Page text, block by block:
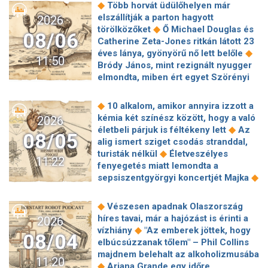
románok a folyam vízhozamát◆
Államkincstár-támadás: Örülhetünk,
hogy nem történik hasonló minden
nap◆Elképesztő növekedést
villantott a SpaceX, mégis megijedtek
a befektetők
látványt nyújt Nagymarosnál a Duna
Kiderült, mi van a robotmobil testében
◆Sötétbe burkolóznak a Media Markt
áruházak ◆Energiatakarékos
működésre állt át a Debreceni
Közlekedési Zrt. az energiaválság
miatt◆Nagyon súlyos lehet az
közzétett képek alapján a támadó
gyakorlatilag ahhoz férhetett hozzá,
amihez akart◆Az Alibaba bedobta
az AI-atombombát◆Életbe lépett az
EU-s AI-törvény új szakasza:
veszélyben lehetnek a felkészületlen
HR-osztályok
2026
08/06
11:50
◆ Több horvát üdülőhelyen már
elszállítják a parton hagyott
törölközőket ◆ Ő Michael Douglas és
Catherine Zeta-Jones ritkán látott 23
éves lánya, gyönyörű nő lett belőle ◆
Bródy János, mint rezignált nyugger
elmondta, miben ért egyet Szörényi
minden pasinak be kell tartania, aki
Jennifer Lopezzel akar randizni ◆ Így
él Krug Emília, egy kis faluban talált
menedékre◆3 csillagjegynek
fordulatot ígér a hét második fele ◆
Legértékesebb magyar celebek 2026:
Majka és Sebestyén Balázs mellé új
sztár lépett a dobogóra
◆ Kórházba
a saját aggódó rajongói értesítették a
rendőrséget◆Majdnem
megszerezte a Romanovok örökségét
az ál-Anasztázia◆Rekordszámú
nevezés érkezett a 33.
2026
08/05
11:22
◆ 10 alkalom, amikor annyira izzott a
kémia két színész között, hogy a való
életbeli párjuk is féltékeny lett ◆ Az
alig ismert sziget csodás stranddal,
turisták nélkül ◆ Életveszélyes
fenyegetés miatt lemondta a
sepsiszentgyörgyi koncertjét Majka ◆
a valóságban teljesen másképp volt
Meghan Markle születésnapi fotói
láttán mindenkiben ugyanaz a kérdés
merül fel◆
Egy ausztrál férfi lett a
világ leghangosabb embere ◆ Ariana
Grande nem a negatív kommentek
2026
08/04
11:20
◆ Vészesen apadnak Olaszország
híres tavai, már a hajózást is érinti a
vízhiány ◆ "Az emberek jöttek, hogy
elbúcsúzzanak tőlem" – Phil Collins
majdnem belehalt az alkoholizmusába